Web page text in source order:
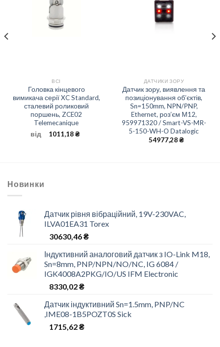
ВСІ
Головка кінцевого
вимикача серії XC Standard,
сталевий роликовий
поршень, ZCE02
Telemecanique
від
1011,18₴
ДАТЧИКИ ЗОРУ
Датчик зору, виявлення та
позиціонування об’єктів,
Sn=150mm, NPN/PNP,
Ethernet, роз’єм М12,
959971320 / Smart-VS-MR-
5-150-WH-O Datalogic
54977,28₴
Новинки
Датчик рівня вібраційний, 19V-230VAC,
ILVA01EA31 Torex
30630,46₴
Індуктивний аналоговий датчик з IO-Link M18,
Sn=8mm, PNP/NPN/NO/NC, IG 6084 /
IGK4008A2PKG/IO/US IFM Electronic
8330,02₴
Датчик індуктивний Sn=1.5mm, PNP/NC
,IME08-1B5POZT0S Sick
1715,62₴